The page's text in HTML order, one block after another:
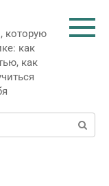
которую
как
как